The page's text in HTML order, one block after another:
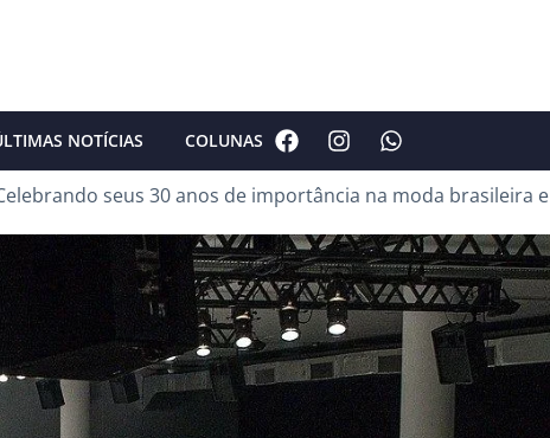
NOTÍCIAS COLUNAS
seus 30 anos de importância na moda brasileira e